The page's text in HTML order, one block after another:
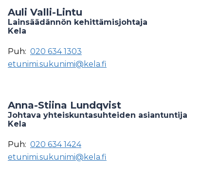
Auli Valli-Lintu
Lainsäädännön kehittämisjohtaja
Kela
Puh: 020 634 1303
etunimi.sukunimi@kela.fi
Anna-Stiina Lundqvist
Johtava yhteiskuntasuhteiden asiantuntija
Kela
Puh: 020 634 1424
etunimi.sukunimi@kela.fi